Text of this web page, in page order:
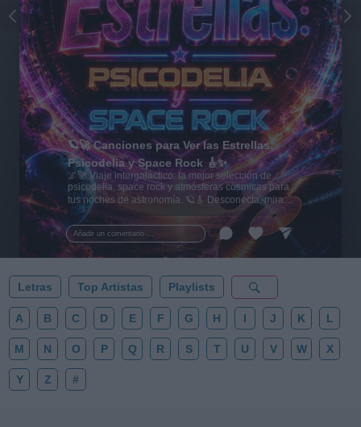
Añadir un comentario ...
🪐🚀 Canciones para Ver las Estrellas:
Psicodelia y Space Rock 🎸✨
🌌🚀 Viaje intergaláctico: la mejor selección de
psicodelia, space rock y atmósferas cósmicas para
tus noches de astronomía. 🪐🎸 Desconecta, mira
al firmamento y siente la gravedad cero. 💾 ¡Guarda
esta colección para tu próxima noche estrellada!
✨⭐
Letras Top Artistas Playlists
A B C D E F G H I J K L
M N O P Q R S T U V W X
Y Z #